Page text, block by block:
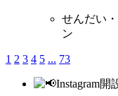
せんだい
ン
1 2 3 4 5 ... 73